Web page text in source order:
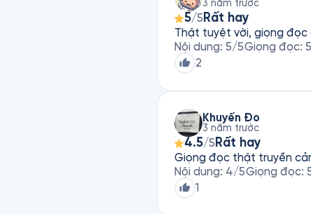
3 năm trước
5/5 Rất hay
Thật tuyệt vời, giọng đọc
Nội dung: 5/5Giọng đọc: 5
2
Khuyến Đo
3 năm trước
4.5/5 Rất hay
Giọng đọc thật truyền
Nội dung: 4/5Giọng đọc:
1